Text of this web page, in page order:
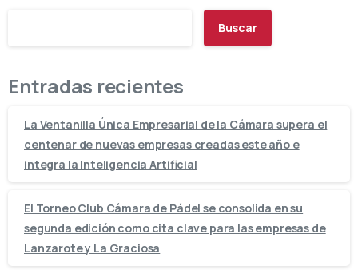
Buscar
Entradas recientes
La Ventanilla Única Empresarial de la Cámara supera el
centenar de nuevas empresas creadas este año e
integra la Inteligencia Artificial
El Torneo Club Cámara de Pádel se consolida en su
segunda edición como cita clave para las empresas de
Lanzarote y La Graciosa